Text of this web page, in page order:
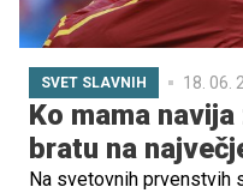
SVET SLAVNIH 18. 06.
Ko mama
bratu na
Na svetovnih prvenstvih